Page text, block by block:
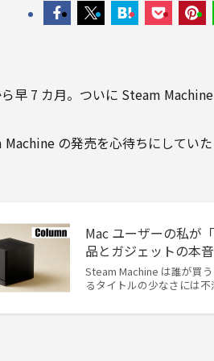
早 7 カ月。ついに Steam
Machine の発売を心待ちにしてい
Mac ユーザーの私が
品とガジェットの本
Steam Machine は誰が買
るタイトルの少なさには